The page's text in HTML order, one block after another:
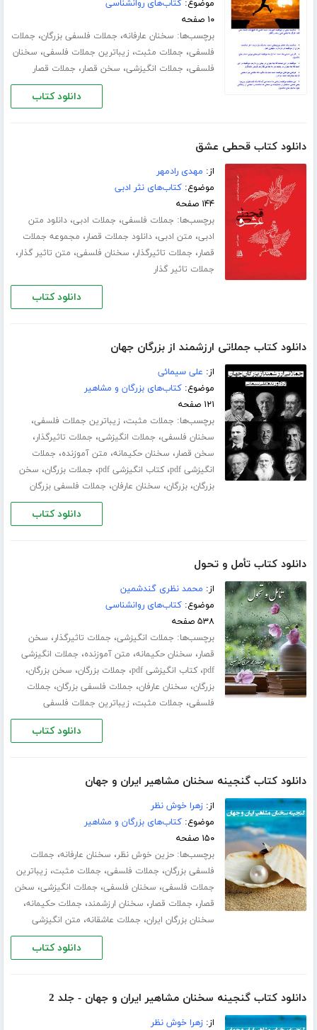
موضوع:کتاب‌های روانشناسی
۱۰ صفحه
برچسب‌ها: سخنان عارفانه، جملات فلسفی بزرگان، جملات
فلسفی، جملات مثبت، زیباترین جملات فلسفی، سخنان
فلسفی، جملات انگیزشی، سخن قصار، جملات قصار
دانلود کتاب
دانلود کتاب قحطی عشق
از: مهدی رادمهر
موضوع:کتاب‌های نثر ادبی
۱۴۴ صفحه
برچسب‌ها: جملات فلسفی، جملات ادبی،دانلود متن
ادبی، متن ادبی،دانلود جملات قصار، مجموعه جملات
قصار، جملات تاثیرگذار، سخنان فلسفی، متن تاثیر گذار،
جملات تاثیر گذار
دانلود کتاب
دانلود کتاب جملاتی ارزشمند از بزرگان جهان
از: علی سیمائی
موضوع:کتاب‌های بزرگان و مشاهیر
۱۲۱ صفحه
برچسب‌ها: جملات مثبت، زیباترین جملات فلسفی،
سخنان فلسفی، جملات انگیزشی، جملات تاثیرگذار،
سخن قصار، سخنان حکیمانه، متن آموزنده، جملات
انگیزشی pdf
،کتاب انگیزشی pdf ، جملات بزرگان، سخن
بزرگان،بزرگان، سخنان عارفان، جملات فلسفی بزرگان
دانلود کتاب
دانلود کتاب تأمل و تحول
از: محمد نظری گندشمین
موضوع:کتاب‌های روانشناسی
۵۳۸ صفحه
برچسب‌ها: جملات انگیزشی، جملات تاثیرگذار، سخن
قصار، سخنان حکیمانه، متن آموزنده، جملات انگیزشی
pdf،کتاب انگیزشی pdf ، جملات بزرگان، سخن بزرگان،
بزرگان، سخنان عارفان، جملات فلسفی بزرگان، جملات
فلسفی، جملات مثبت، زیباترین جملات فلسفی
دانلود کتاب
دانلود کتاب گنجینه سخنان مشاهیر ایران و جهان
از:زهرا خوش نظر
موضوع:کتاب‌های بزرگان و مشاهیر
۱۵۰ صفحه
برچسب‌ها:حزین خوش نظر، سخنان عارفانه، جملات
فلسفی بزرگان، جملات فلسفی، جملات مثبت، زیباترین
جملات فلسفی، سخنان فلسفی، جملات انگیزشی، سخن
قصار، جملات قصار، سخنان ارزشمند، جملات حکیمانه،
سخنان بزرگان ایران، جملات عاشقانه، متن انگیزشی
دانلود کتاب
دانلود کتاب گنجینه سخنان مشاهیر ایران و جهان - جلد 2
از:زهرا خوش نظر